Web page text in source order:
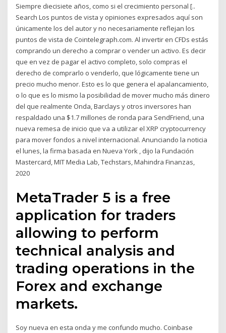
Siempre diecisiete años, como si el crecimiento personal [..
Search Los puntos de vista y opiniones expresados aquí son
únicamente los del autor y no necesariamente reflejan los
puntos de vista de Cointelegraph.com. Al invertir en CFDs estás
comprando un derecho a comprar o vender un activo. Es decir
que en vez de pagar el activo completo, solo compras el
derecho de comprarlo o venderlo, que lógicamente tiene un
precio mucho menor. Esto es lo que genera el apalancamiento,
o lo que es lo mismo la posibilidad de mover mucho más dinero
del que realmente Onda, Barclays y otros inversores han
respaldado una $1.7 millones de ronda para SendFriend, una
nueva remesa de inicio que va a utilizar el XRP cryptocurrency
para mover fondos a nivel internacional. Anunciando la noticia
el lunes, la firma basada en Nueva York , dijo la Fundación
Mastercard, MIT Media Lab, Techstars, Mahindra Finanzas,
2020
MetaTrader 5 is a free
application for traders
allowing to perform
technical analysis and
trading operations in the
Forex and exchange
markets.
Soy nueva en esta onda y me confundo mucho. Coinbase